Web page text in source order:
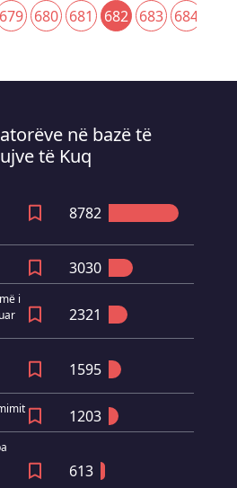
679 680 681 682(current)
683 684
në bazë të
të Kuq
8782
3030
i
2321
1595
1203
613